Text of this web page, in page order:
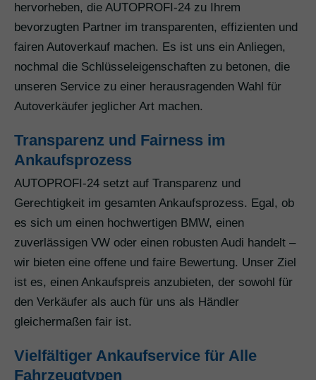
hervorheben, die AUTOPROFI-24 zu Ihrem
bevorzugten Partner im transparenten, effizienten und
fairen Autoverkauf machen. Es ist uns ein Anliegen,
nochmal die Schlüsseleigenschaften zu betonen, die
unseren Service zu einer herausragenden Wahl für
Autoverkäufer jeglicher Art machen.
Transparenz und Fairness im
Ankaufsprozess
AUTOPROFI-24 setzt auf Transparenz und
Gerechtigkeit im gesamten Ankaufsprozess. Egal, ob
es sich um einen hochwertigen BMW, einen
zuverlässigen VW oder einen robusten Audi handelt –
wir bieten eine offene und faire Bewertung. Unser Ziel
ist es, einen Ankaufspreis anzubieten, der sowohl für
den Verkäufer als auch für uns als Händler
gleichermaßen fair ist.
Vielfältiger Ankaufservice für Alle
Fahrzeugtypen